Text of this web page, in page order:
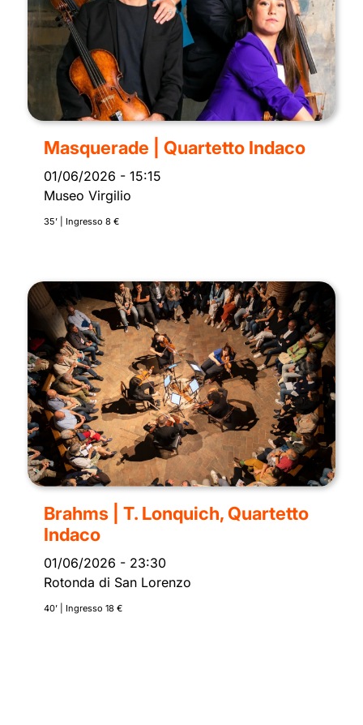
Masquerade | Quartetto Indaco
01/06/2026 - 15:15
Museo Virgilio
35’ | Ingresso 8 €
Brahms | T. Lonquich, Quartetto
Indaco
01/06/2026 - 23:30
Rotonda di San Lorenzo
40’ | Ingresso 18 €